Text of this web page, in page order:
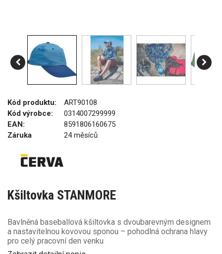
Kód produktu:
ART90108
Kód výrobce:
0314007299999
EAN:
8591806160675
Záruka
24 měsíců
Kšiltovka STANMORE
Bavlněná baseballová kšiltovka s dvoubarevným designem
a nastavitelnou kovovou sponou – pohodlná ochrana hlavy
pro celý pracovní den venku